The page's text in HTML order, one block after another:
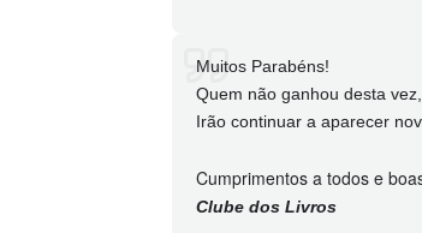
Muitos Parabéns!
Quem não ganhou desta
Irão continuar a aparecer
Cumprimentos a todos e
Clube dos Livros